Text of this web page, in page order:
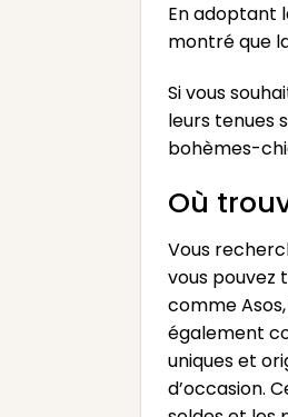
En adoptant
montré que
Si vous
leurs tenues
bohèmes-
Où
Vous
vous pouvez
comme
également
uniques et
d’occasion.